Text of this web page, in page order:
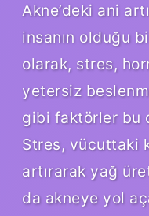
Akne’deki ani
insanın olduğu
olarak, stres,
yetersiz
gibi faktörler bu
Stres, vücuttaki
artırarak yağ
da akneye yol